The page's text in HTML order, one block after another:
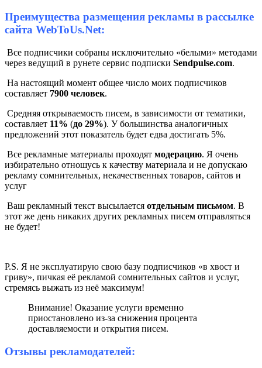
Преимущества размещения рекламы в рассылке
сайта WebToUs.Net:
Все подписчики собраны исключительно «белыми» методами
через ведущий в рунете сервис подписки Sendpulse.com.
На настоящий момент общее число моих подписчиков
составляет 7900 человек.
Средняя открываемость писем, в зависимости от тематики,
составляет 11% (до 29%). У большинства аналогичных
предложений этот показатель будет едва достигать 5%.
Все рекламные материалы проходят модерацию. Я очень
избирательно отношусь к качеству материала и не допускаю
рекламу сомнительных, некачественных товаров, сайтов и
услуг
Ваш рекламный текст высылается отдельным письмом. В
этот же день никаких других рекламных писем отправляться
не будет!
P.S. Я не эксплуатирую свою базу подписчиков «в хвост и
гриву», пичкая её рекламой сомнительных сайтов и услуг,
стремясь выжать из неё максимум!
Внимание! Оказание услуги временно
приостановлено из-за снижения процента
доставляемости и открытия писем.
Отзывы рекламодателей: